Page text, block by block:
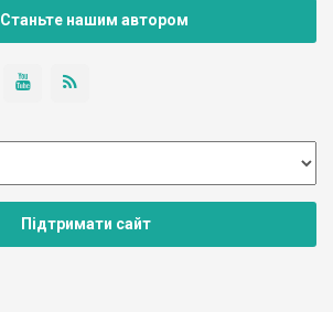
Станьте нашим автором
Підтримати сайт